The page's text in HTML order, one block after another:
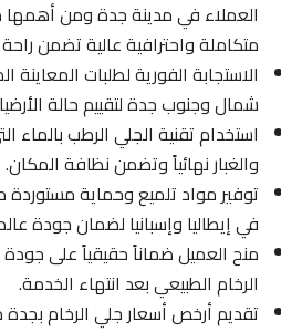
العملاء في مدينة جدة ومن أهمها
متكاملة واحترافية عالية تضمن راحة
الاستجابة الفورية لطلبات المعاينة
شمال وجنوب جدة لتقييم حالة الأرضيات.
استخدام تقنية الجلي الرطب بالماء التي
والغبار نهائياً وتضمن نظافة المكان.
توفير مواد تلميع وحماية مستوردة من
في إيطاليا وإسبانيا لضمان جودة عالمية.
منح العميل ضماناً حقيقياً على جودة
الرخام الطبيعي بعد انتهاء الخدمة.
تقديم أرخص أسعار جلي الرخام بجدة